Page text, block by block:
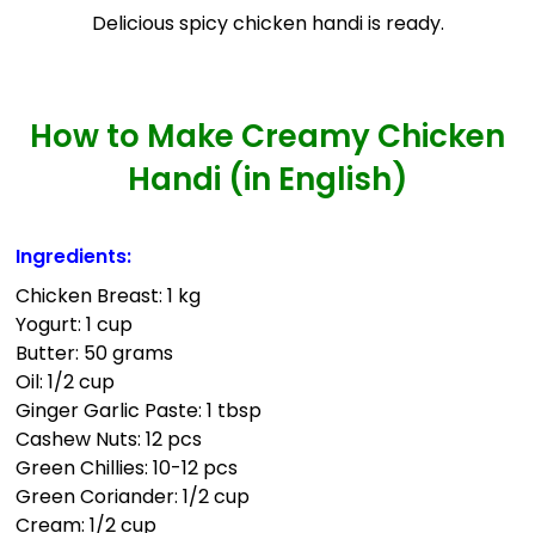
Delicious spicy chicken handi is ready.
How to Make Creamy Chicken
Handi (in English)
Ingredients:
Chicken Breast: 1 kg
Yogurt: 1 cup
Butter: 50 grams
Oil: 1/2 cup
Ginger Garlic Paste: 1 tbsp
Cashew Nuts: 12 pcs
Green Chillies: 10-12 pcs
Green Coriander: 1/2 cup
Cream: 1/2 cup